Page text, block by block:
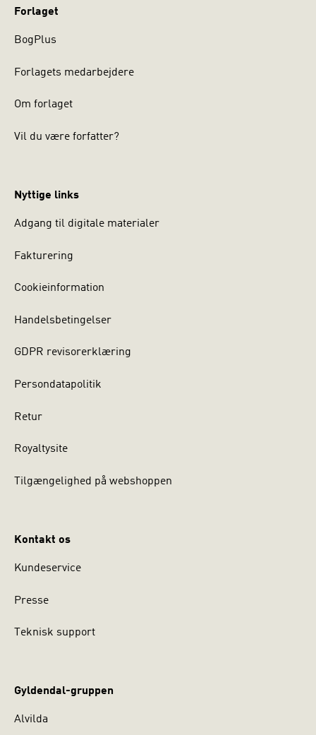
Forlaget
BogPlus
Forlagets medarbejdere
Om forlaget
Vil du være forfatter?
Nyttige links
Adgang til digitale materialer
Fakturering
Cookieinformation
Handelsbetingelser
GDPR revisorerklæring
Persondatapolitik
Retur
Royaltysite
Tilgængelighed på webshoppen
Kontakt os
Kundeservice
Presse
Teknisk support
Gyldendal-gruppen
Alvilda